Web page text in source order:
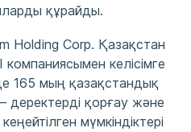
құрайды.
Holding Corp. Қазақстан
келісімге
165 мың қазақстандық
деректерді қорғау және
мүмкіндіктері